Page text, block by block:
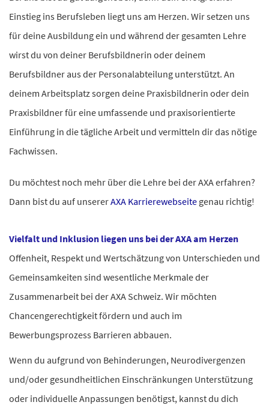
Einstieg ins Berufsleben liegt uns am Herzen. Wir setzen uns
für deine Ausbildung ein und während der gesamten Lehre
wirst du von deiner Berufsbildnerin oder deinem
Berufsbildner aus der Personalabteilung unterstützt. An
deinem Arbeitsplatz sorgen deine Praxisbildnerin oder dein
Praxisbildner für eine umfassende und praxisorientierte
Einführung in die tägliche Arbeit und vermitteln dir das nötige
Fachwissen.
Du möchtest noch mehr über die Lehre bei der AXA erfahren?
Dann bist du auf unsererAXA Karrierewebseite genau richtig!
Vielfalt und Inklusion liegen uns bei der AXA am Herzen
Offenheit, Respekt und Wertschätzung von Unterschieden und
Gemeinsamkeiten sind wesentliche Merkmale der
Zusammenarbeit bei der AXA Schweiz. Wir möchten
Chancengerechtigkeit fördern und auch im
Bewerbungsprozess Barrieren abbauen.
Wenn du aufgrund von Behinderungen, Neurodivergenzen
und/oder gesundheitlichen Einschränkungen Unterstützung
oder individuelle Anpassungen benötigst, kannst du dich